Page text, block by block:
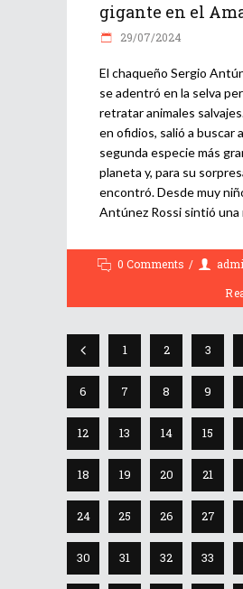
gigante en el
29/07/2024
El chaqueño Sergio
se adentró en la selva
retratar animales
en ofidios, salió a buscar
segunda especie más
planeta y, para su
encontró. Desde muy
Antúnez Rossi sintió una
0 Comments
1 2 3
6 7 8 9
12 13 14 15
18 19 20 21
24 25 26 27
30 31 32 33